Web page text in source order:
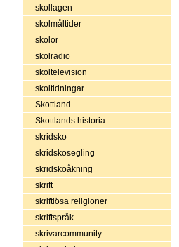
skollagen
skolmåltider
skolor
skolradio
skoltelevision
skoltidningar
Skottland
Skottlands historia
skridsko
skridskosegling
skridskoåkning
skrift
skriftlösa religioner
skriftspråk
skrivarcommunity